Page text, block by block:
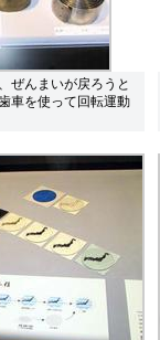
ぜんまいが戻ろうと
車を使って回転運動